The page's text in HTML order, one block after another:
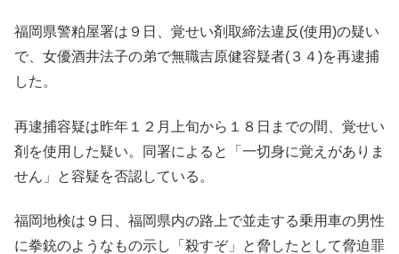
福岡県警粕屋署は９日、覚せい剤取締法違反(使用)の疑い
で、女優酒井法子の弟で無職吉原健容疑者(３４)を再逮捕
した。
再逮捕容疑は昨年１２月上旬から１８日までの間、覚せい
剤を使用した疑い。同署によると「一切身に覚えがありま
せん」と容疑を否認している。
福岡地検は９日、福岡県内の路上で並走する乗用車の男性
に拳銃のようなもの示し「殺すぞ」と脅したとして脅迫罪